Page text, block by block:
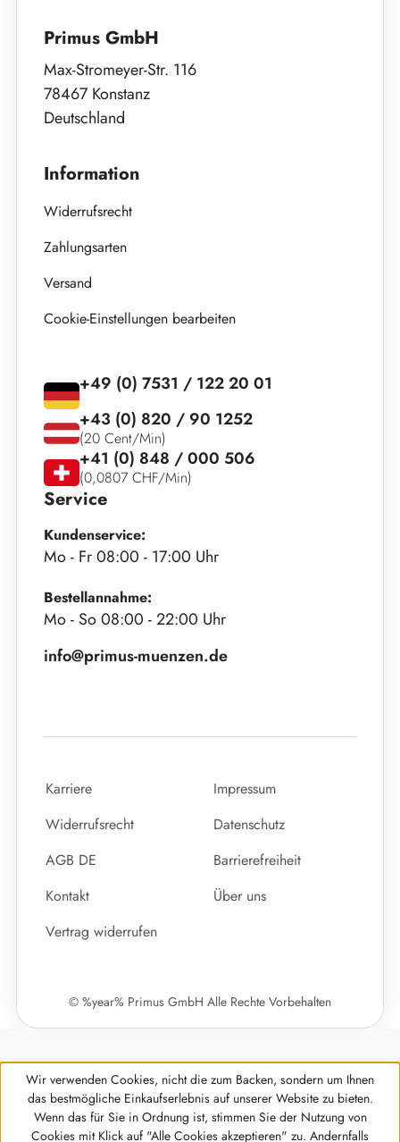
Primus GmbH
Max-Stromeyer-Str. 116
78467 Konstanz
Deutschland
Information
Widerrufsrecht
Zahlungsarten
Versand
Cookie-Einstellungen bearbeiten
Service
Kundenservice:
Mo - Fr 08:00 - 17:00 Uhr
Bestellannahme:
Mo - So 08:00 - 22:00 Uhr
info@primus-muenzen.de
+49 (0) 7531 / 122 20 01
+43 (0) 820 / 90 1252
(20 Cent/Min)
+41 (0) 848 / 000 506
(0,0807 CHF/Min)
Karriere
Impressum
Widerrufsrecht
Datenschutz
AGB DE
Barrierefreiheit
Kontakt
Über uns
Vertrag widerrufen
© %year% Primus GmbH Alle Rechte Vorbehalten
Wir verwenden Cookies, nicht die zum Backen, sondern um Ihnen
das bestmögliche Einkaufserlebnis auf unserer Website zu bieten.
Wenn das für Sie in Ordnung ist, stimmen Sie der Nutzung von
Cookies mit Klick auf "Alle Cookies akzeptieren" zu. Andernfalls